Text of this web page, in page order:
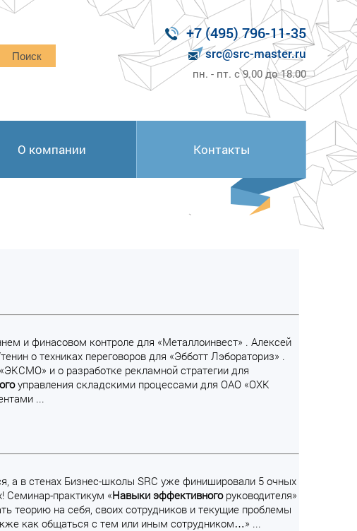
Поиск
+7 (495) 796-11-35
src@src-master.ru
пн. - пт. с 9.00 до 18.00
О компании Контакты
и финасовом контроле для «Металлоинвест» . Алексей
о техниках переговоров для «Эбботт Лэбораториз» .
и о разработке рекламной стратегии для
управления складскими процессами для ОАО «ОХК
...
а в стенах Бизнес-школы SRC уже финишировали 5 очных
Семинар-практикум «Навыки эффективногоруководителя»
теорию на себя, своих сотрудников и текущие проблемы
как общаться с тем или иным сотрудником…» ...